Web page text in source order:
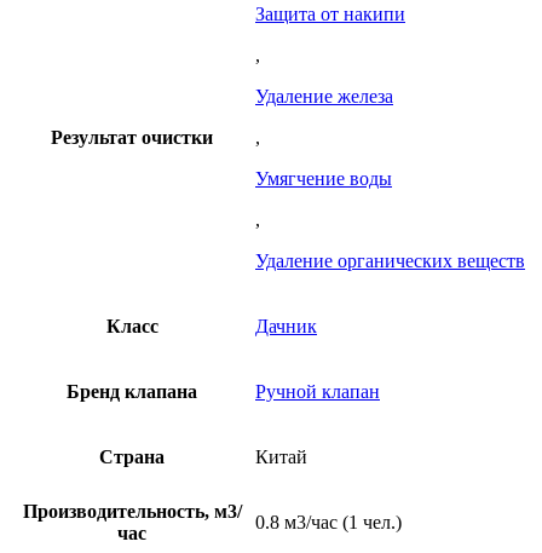
Результат очистки
Защита от накипи
,
Удаление железа
,
Умягчение воды
,
Удаление органических веществ
Класс Дачник
Бренд клапана Ручной клапан
Страна Китай
Производительность, м3/
час
0.8 м3/час (1 чел.)